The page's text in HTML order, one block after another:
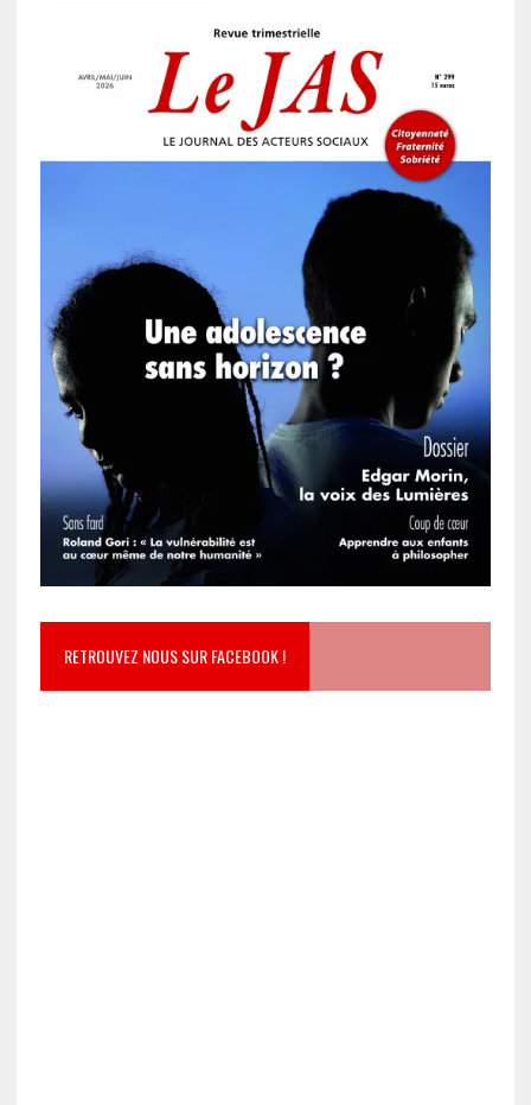
RETROUVEZ NOUS SUR FACEBOOK !